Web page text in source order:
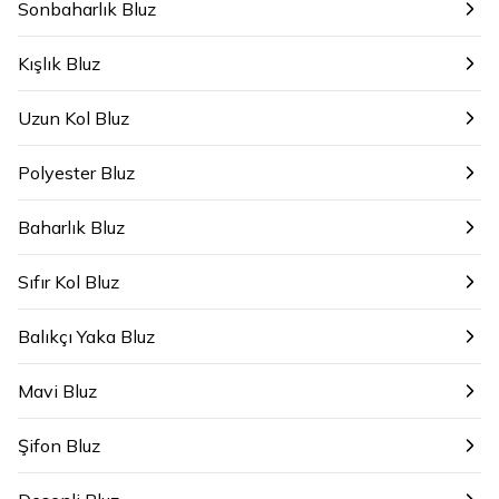
Sonbaharlık Bluz
Kışlık Bluz
Uzun Kol Bluz
Polyester Bluz
Baharlık Bluz
Sıfır Kol Bluz
Balıkçı Yaka Bluz
Mavi Bluz
Şifon Bluz